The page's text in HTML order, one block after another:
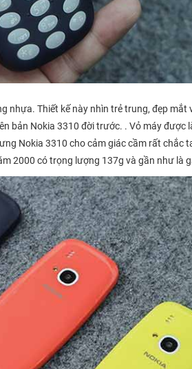
nhựa. Thiết kế này nhìn trẻ trung, đẹp mắt
bản Nokia 3310 đời trước. . Vỏ máy được
Nokia 3310 cho cảm giác cầm rất chắc
2000 có trọng lượng 137g và gần như là